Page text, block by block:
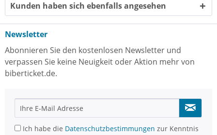
Kunden haben sich ebenfalls angesehen
Newsletter
Abonnieren Sie den kostenlosen Newsletter und
verpassen Sie keine Neuigkeit oder Aktion mehr von
biberticket.de.
Ich habe die Datenschutzbestimmungen zur Kenntnis